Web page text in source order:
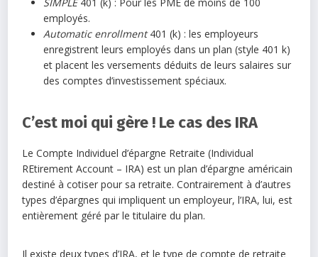
employés.
Automatic enrollment401 (k) : les employeurs
enregistrent leurs employés dans un plan (style 401 k)
et placent les versements déduits de leurs salaires sur
des comptes d’investissement spéciaux.
C’est moi qui gère ! Le cas des IRA
Le Compte Individuel d’épargne Retraite (Individual
REtirement Account – IRA) est un plan d’épargne américain
destiné à cotiser pour sa retraite. Contrairement à d’autres
types d’épargnes qui impliquent un employeur, l’IRA, lui, est
entièrement géré par le titulaire du plan.
Il existe deux types d’IRA, et le type de compte de retraite